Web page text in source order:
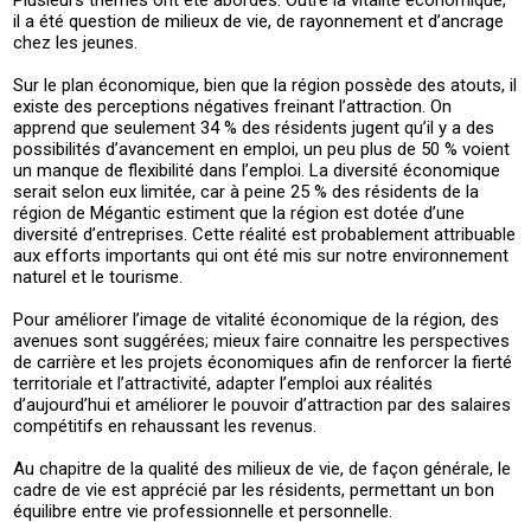
il a été question de milieux de vie, de rayonnement et d’ancrage
chez les jeunes.
Sur le plan économique, bien que la région possède des atouts, il
existe des perceptions négatives freinant l’attraction. On
apprend que seulement 34 % des résidents jugent qu’il y a des
possibilités d’avancement en emploi, un peu plus de 50 % voient
un manque de flexibilité dans l’emploi. La diversité économique
serait selon eux limitée, car à peine 25 % des résidents de la
région de Mégantic estiment que la région est dotée d’une
diversité d’entreprises. Cette réalité est probablement attribuable
aux efforts importants qui ont été mis sur notre environnement
naturel et le tourisme.
Pour améliorer l’image de vitalité économique de la région, des
avenues sont suggérées; mieux faire connaitre les perspectives
de carrière et les projets économiques afin de renforcer la fierté
territoriale et l’attractivité, adapter l’emploi aux réalités
d’aujourd’hui et améliorer le pouvoir d’attraction par des salaires
compétitifs en rehaussant les revenus.
Au chapitre de la qualité des milieux de vie, de façon générale, le
cadre de vie est apprécié par les résidents, permettant un bon
équilibre entre vie professionnelle et personnelle.